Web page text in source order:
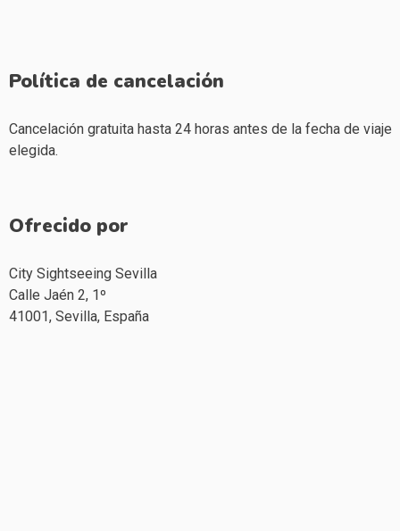
Política de cancelación
Cancelación gratuita hasta 24 horas antes de la fecha de viaje
elegida.
Ofrecido por
City Sightseeing Sevilla
Calle Jaén 2, 1º
41001, Sevilla, España